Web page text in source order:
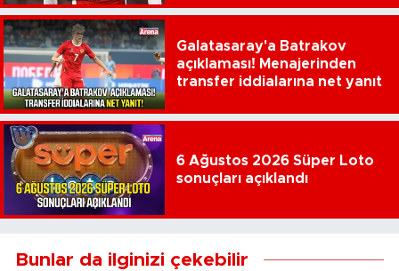
Galatasaray'a Batrakov
açıklaması! Menajerinden
transfer iddialarına net yanıt
6 Ağustos 2026 Süper Loto
sonuçları açıklandı
Bunlar da ilginizi çekebilir